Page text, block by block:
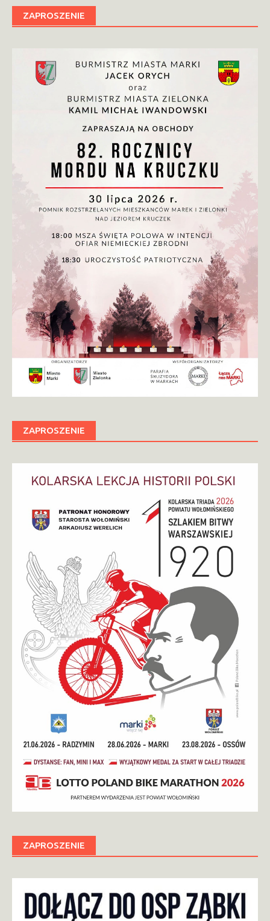
ZAPROSZENIE
ZAPROSZENIE
ZAPROSZENIE